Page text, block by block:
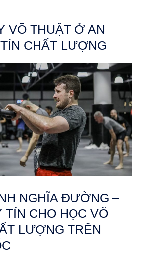
VÕ THUẬT Ở AN
CHẤT LƯỢNG
NGHĨA ĐƯỜNG –
TÍN CHO HỌC VÕ
LƯỢNG TRÊN